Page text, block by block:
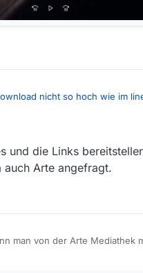
nicht so hoch wie im
nur Links in die Mediathek
a.akamaihd.net/
und die Links
auch Arte angefragt.
man von der Arte Mediathek
Livestream, mit VDH (.m2ts)